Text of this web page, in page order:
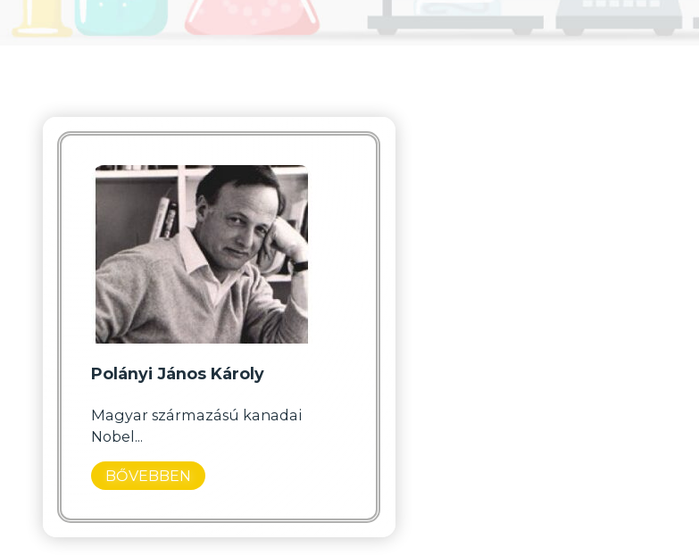
Polányi János Károly
Magyar származású kanadai
Nobel...
BŐVEBBEN